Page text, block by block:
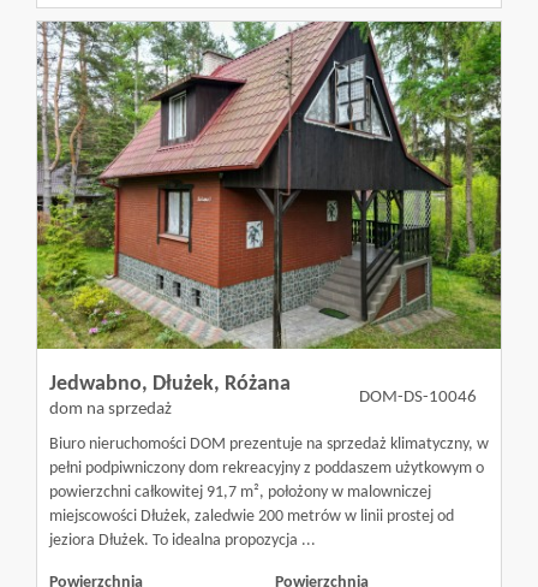
Olsztyn
Agent
Jedwabno, Dłużek, Różana
dom na sprzedaż
DOM-DS-10046
Biuro nieruchomości DOM prezentuje na sprzedaż klimatyczny, w
pełni podpiwniczony dom rekreacyjny z poddaszem użytkowym o
powierzchni całkowitej 91,7 m², położony w malowniczej
miejscowości Dłużek, zaledwie 200 metrów w linii prostej od
jeziora Dłużek. To idealna propozycja ...
Powierzchnia
Powierzchnia